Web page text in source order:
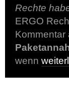
Rechte
ERGO
Kommentar
wenn